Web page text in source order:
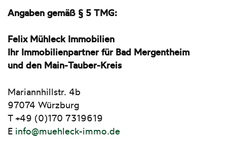
Angaben gemäß § 5 TMG:
Felix Mühleck Immobilien
Ihr Immobilienpartner für Bad Mergentheim
und den Main-Tauber-Kreis
Mariannhillstr. 4b
97074 Würzburg
T +49 (0)170 7319619
E info@muehleck-immo.de